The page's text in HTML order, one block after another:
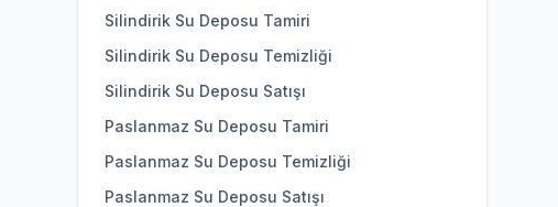
Silindirik Su Deposu Tamiri
Silindirik Su Deposu Temizliği
Silindirik Su Deposu Satışı
Paslanmaz Su Deposu Tamiri
Paslanmaz Su Deposu Temizliği
Paslanmaz Su Deposu Satışı